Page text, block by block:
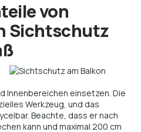
von
Sichtschutz
Innenbereichen einsetzen. Die
Werkzeug, und das
Beachte, dass er nach
kann und maximal 200 cm